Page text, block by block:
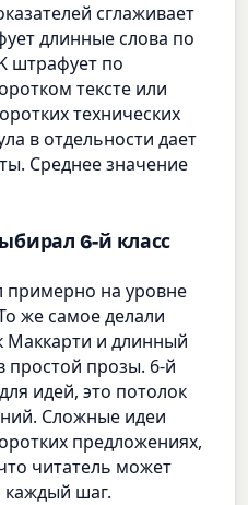
сглаживает
длинные слова по
штрафует по
тексте или
технических
в отдельности дает
Среднее значение
6-й класс
примерно на уровне
же самое делали
и длинный
простой прозы. 6-й
идей, это потолок
Сложные идеи
предложениях,
читатель может
каждый шаг.